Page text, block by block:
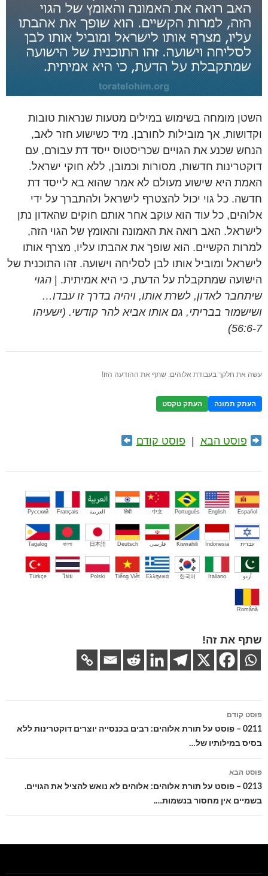
השטן מומחה בשימוש במילים מטעות שנראות טובות
וקדושות, אך מובילות לחורבן. מיד כשישוע חזר לאב,
הנחש שכנע את הגויים שכריסטוס ייסד דת עבורם, עם
דוקטרינות חדשות, מסורות וכמובן, ללא חוקי ישראל.
האמת היא שישוע מעולם לא אמר שהוא בא לייסד דת
חדשה. כל גוי יכול להצטרף לישראל ולהתברך על ידי
אלוהים, כל עוד הוא עוקב אחר אותם חוקים שהאדון נתן
לישראל. האב רואה את האמונה והאומץ של הגוי הזה,
למרות הקשיים. הוא שופך את אהבתו עליו, מצרף אותו
לישראל ומוביל אותו לבן לסליחה וישועה. זהו התוכנית של
הישועה שמתקבלת על הדעת, כי היא אמיתית. | הגוי
שיתחבר לאדון, לשרת אותו, ויהיה בדרך זו עבדו…
ושישמור בבריתי, גם אותו אביא להר קודשי. (ישעיהו
56:6-7)
עשה את חלקך בעבודת אלוהים. שתף את ההודעה הזו!
העתק תמונה העתק טקסט
פוסט הבא פוסט קודם
Español
English
Português
中文
हिंदी العربية Français
Русский
עברית Indonesia
Kiswahili فارسی Deutsch
日本語
বাংলা
Tagalog
اُردو Italiano
한국어
Ελληνικά
Tiếng Việt
Polski
ไทย
Türkçe
Română
שתף את זה!
ניווט
בפוסטים
פוסט קודם
0211 – פוסט על תורת אלוהים: רבים בכנסייה יוצרים דוקטרינות ללא
בסיס במילותיו של…
פוסט הבא
0213 – פוסט על תורת אלוהים: אלוהים לא נואש להציל את הגויים.
בשמיים אין מחסור בנשמות….